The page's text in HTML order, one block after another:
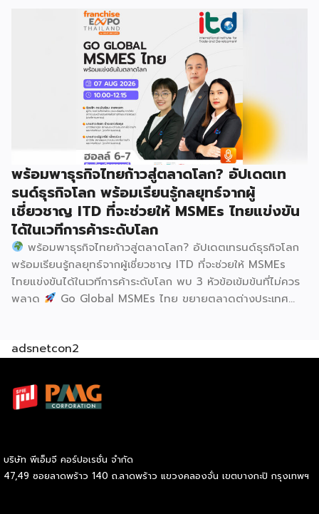
รวมกว่า 250 บูธ บนพื้นที่ 15,000 ตารางเมตร หวังเป็นทาง
เลือกสร้างรายได้เพิ่มและพยุงเศรษฐกิจไทยให้ฟื้นตัว เสิร์ฟครบ
จบในงานด้วยสินเชื่อ และทำเลทองทั่วประเทศ พร้อมเสวนาให้
ความรู้โดยผู้ทรงคุณวุฒิคับคั่ง และกิจกรรมเจรจาจับคู่ธุรกิจทั้งใน
และต่างประเทศ งานจัดต่อเนื่องระหว่างวันที่ 6-9 สิงหาคมนี้ ที่
ฮอลล์ 6-8 อิมแพ็คเมืองทองธานี คาดเม็ดเงินสะพัดในงานราว
220 ล้านบาท นายพูนพงษ์ นัยนาภากรณ์ อธิบดีกรมพัฒนา
ธุรกิจการค้า กระทรวงพาณิชย์ กล่าวว่า งาน ” Franchise Expo
Thailand & Thailand E-Commerce Selection Expo
(TESE 2026) เป็นเวทีแสดงธุรกิจแฟรนไชส์และโซลูชั่นส์แบบครบ
วงจร […]
พร้อมพาธุรกิจไทยก้าวสู่ตลาดโลก? อัปเดตเท
รนด์ธุรกิจโลก พร้อมเรียนรู้กลยุทธ์จากผู้
เชี่ยวชาญ ITD ที่จะช่วยให้ MSMEs ไทยแข่งขัน
ได้ในเวทีการค้าระดับโลก
พร้อมพาธุรกิจไทยก้าวสู่ตลาดโลก? อัปเดตเทรนด์ธุรกิจโลก
พร้อมเรียนรู้กลยุทธ์จากผู้เชี่ยวชาญ ITD ที่จะช่วยให้ MSMEs
ไทยแข่งขันได้ในเวทีการค้าระดับโลก พบ 3 หัวข้อเข้มข้นที่ไม่ควร
พลาด
Go Global MSMEs ไทย ขยายตลาดต่างประเทศ
Commerce เปิดตลาดจีน ติดอาวุธ SMEs ไทย สู่ผู้บริโภค
ธุรกิจ ผู้ประกอบการ และผู้ที่กำลังวางแผนขยายตลาด
สิงหาคม 2569 | 10.00 – 12.15 น.
adsnetcon2
บริษัท พีเอ็มจี คอร์ปอเรชั่น จำกัด
47,49 ซอยลาดพร้าว 140 ถ.ลาดพร้าว แขวงคลองจั่น เขตบางกะปิ กรุงเทพฯ